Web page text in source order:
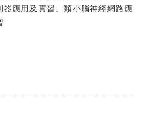
應用及實習、類小腦神經網路應